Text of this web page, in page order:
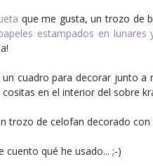
que me gusta, un trozo de
estampados en lunares
cuadro para decorar junto
en el interior del sobre
trozo de celofan decorado con
cuento qué he usado... ;-)